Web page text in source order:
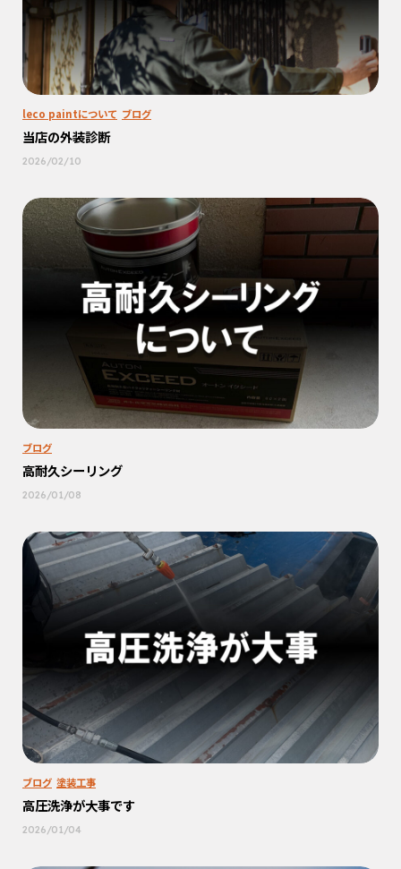
leco paintについて ブログ
当店の外装診断
2026/02/10
ブログ
高耐久シーリング
2026/01/08
ブログ 塗装工事
高圧洗浄が大事です
2026/01/04